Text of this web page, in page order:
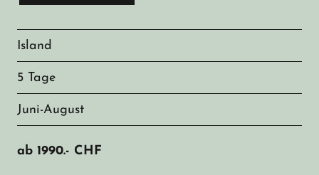
Island
5 Tage
Juni-August
ab 1990.- CHF